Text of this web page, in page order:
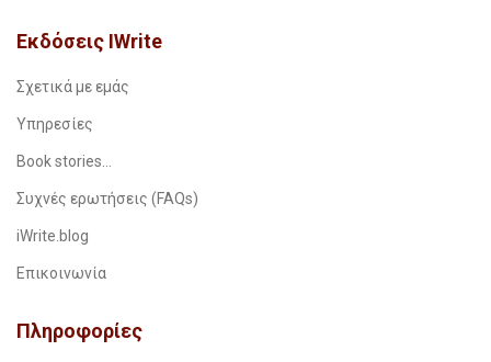
Εκδόσεις IWrite
Σχετικά με εμάς
Υπηρεσίες
Book stories…
Συχνές ερωτήσεις (FAQs)
iWrite.blog
Επικοινωνία
Πληροφορίες